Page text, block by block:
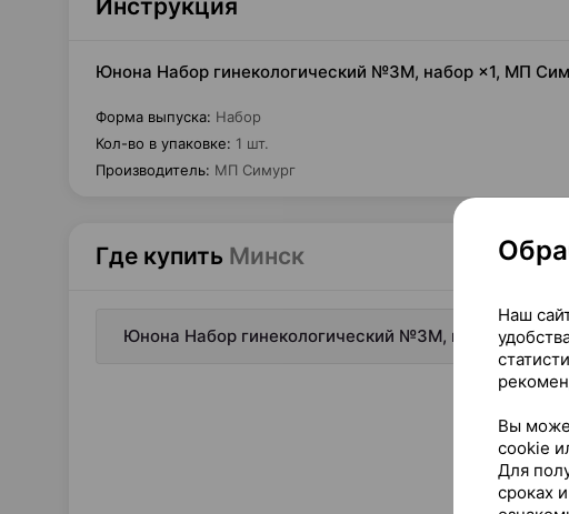
Инструкция
Юнона Набор гинекологический №3М, набор ×1, МП
Форма выпуска: Набор
Кол-во в упаковке: 1 шт.
Производитель: МП Симург
Где купить Минск
Юнона Набор гинекологический №3М, набор ×1, МП
На
Наш
Вы
cookie
Для
сроках